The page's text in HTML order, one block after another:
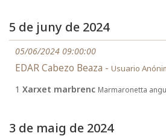
5 de juny de 2024
05/06/2024 09:00:00
EDAR Cabezo Beaza - Usuario
1 Xarxet marbrenc Marmaronetta
3 de maig de 2024